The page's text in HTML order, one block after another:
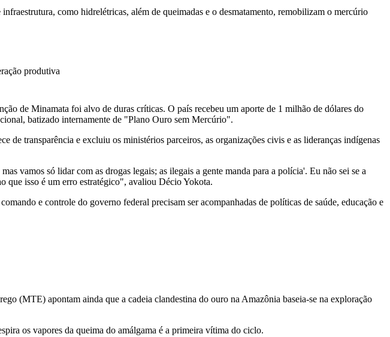
como hidrelétricas, além de queimadas e o desmatamento, remobilizam o mercúrio
produtiva
de Minamata foi alvo de duras críticas. O país recebeu um aporte de 1 milhão de dólares do
batizado internamente de "Plano Ouro sem Mercúrio".
de transparência e excluiu os ministérios parceiros, as organizações civis e as lideranças indígenas
vamos só lidar com as drogas legais; as ilegais a gente manda para a polícia'. Eu não sei se a
que isso é um erro estratégico", avaliou Décio Yokota.
e controle do governo federal precisam ser acompanhadas de políticas de saúde, educação e
(MTE) apontam ainda que a cadeia clandestina do ouro na Amazônia baseia-se na exploração
os vapores da queima do amálgama é a primeira vítima do ciclo.